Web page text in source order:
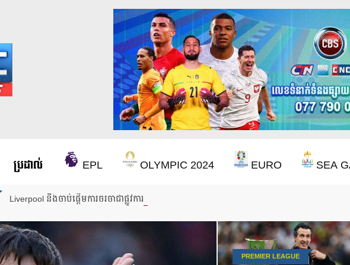
ប្រដាល់ EPL OLYMPIC 2024 EURO SEA
Liverpool នឹងចាប់ផ្តើមការចរចាជាផ្លូវការជាមួយលោក Iraola
PREMIER LEAGUE